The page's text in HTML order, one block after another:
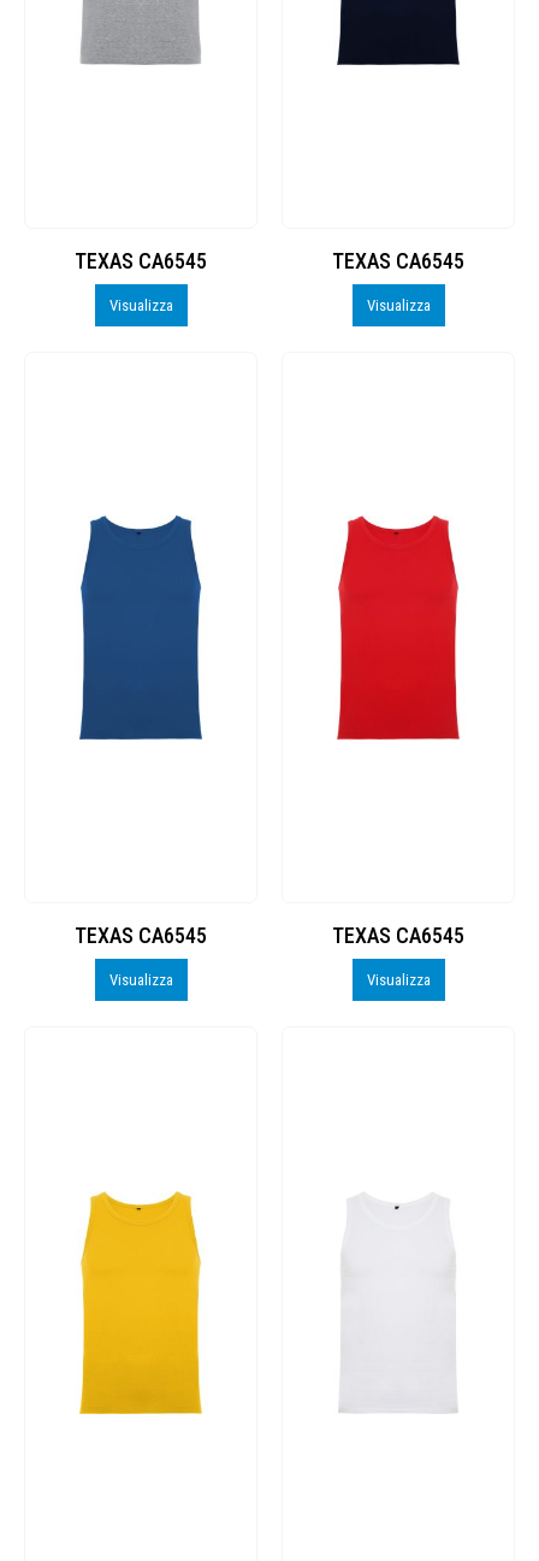
TEXAS CA6545
Visualizza
TEXAS CA6545
Visualizza
TEXAS CA6545
Visualizza
TEXAS CA6545
Visualizza